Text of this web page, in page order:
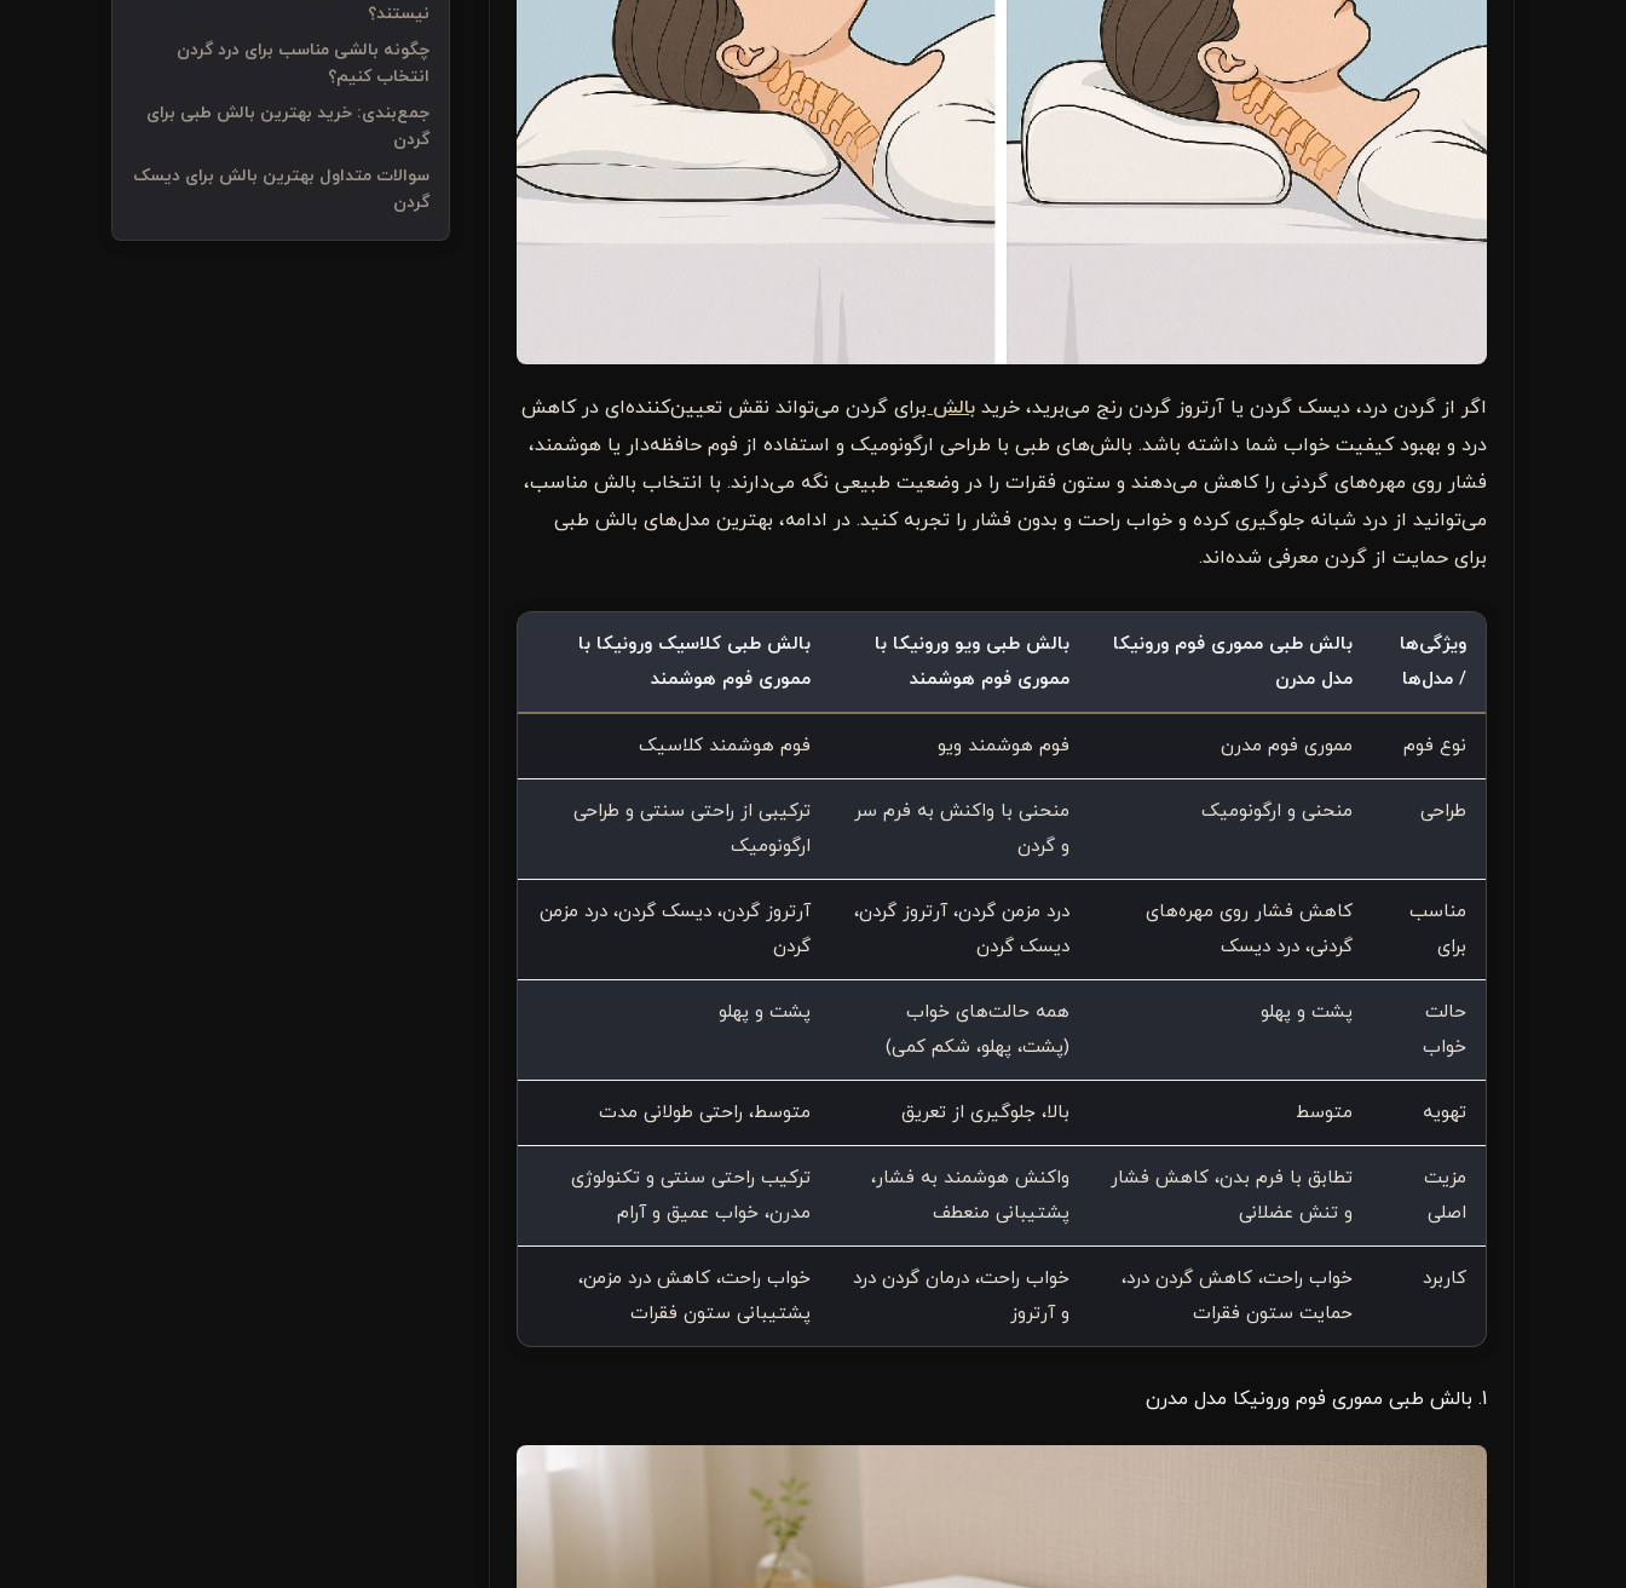
اگر از گردن درد، دیسک گردن یا آرتروز گردن رنج می‌برید، خرید بالشبرای گردن می‌تواند نقش تعیین‌کننده‌ای در کاهش
درد و بهبود کیفیت خواب شما داشته باشد. بالش‌های طبی با طراحی ارگونومیک و استفاده از فوم حافظه‌دار یا هوشمند،
فشار روی مهره‌های گردنی را کاهش می‌دهند و ستون فقرات را در وضعیت طبیعی نگه می‌دارند. با انتخاب بالش مناسب،
می‌توانید از درد شبانه جلوگیری کرده و خواب راحت و بدون فشار را تجربه کنید. در ادامه، بهترین مدل‌های بالش طبی
برای حمایت از گردن معرفی شده‌اند.
ویژگی‌ها
/ مدل‌ها
بالش طبی مموری فوم ورونیکا
مدل مدرن
بالش طبی ویو ورونیکا با
مموری فوم هوشمند
بالش طبی کلاسیک ورونیکا با
مموری فوم هوشمند
نوع فوم مموری فوم مدرن فوم هوشمند ویو فوم هوشمند کلاسیک
طراحی منحنی و ارگونومیک
منحنی با واکنش به فرم سر
و گردن
ترکیبی از راحتی سنتی و طراحی
ارگونومیک
مناسب
برای
کاهش فشار روی مهره‌های
گردنی، درد دیسک
درد مزمن گردن، آرتروز گردن،
دیسک گردن
آرتروز گردن، دیسک گردن، درد مزمن
گردن
حالت
خواب
پشت و پهلو
همه حالت‌های خواب
(پشت، پهلو، شکم کمی)
پشت و پهلو
تهویه متوسط بالا، جلوگیری از تعریق متوسط، راحتی طولانی مدت
مزیت
اصلی
تطابق با فرم بدن، کاهش فشار
و تنش عضلانی
واکنش هوشمند به فشار،
پشتیبانی منعطف
ترکیب راحتی سنتی و تکنولوژی
مدرن، خواب عمیق و آرام
کاربرد
خواب راحت، کاهش گردن درد،
حمایت ستون فقرات
خواب راحت، درمان گردن درد
و آرتروز
خواب راحت، کاهش درد مزمن،
پشتیبانی ستون فقرات
1. بالش طبی مموری فوم ورونیکا مدل مدرن
نیستند؟
چگونه بالشی مناسب برای درد گردن
انتخاب کنیم؟
جمع‌بندی: خرید بهترین بالش طبی برای
گردن
سوالات متداول بهترین بالش برای دیسک
گردن